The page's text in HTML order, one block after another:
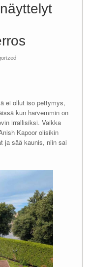
näyttelyt
ei ollut iso pettymys,
kun harvemmin on
irrallisiksi. Vaikka
Kapoor olisikin
ja sää kaunis, niin sai